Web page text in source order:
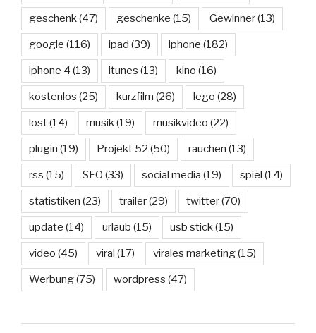
geschenk(47) geschenke (15) Gewinner(13)
google (116) ipad (39) iphone (182)
iphone 4 (13) itunes (13) kino (16)
kostenlos (25) kurzfilm (26) lego (28)
lost(14) musik(19) musikvideo (22)
plugin (19) Projekt 52 (50) rauchen (13)
rss (15) SEO (33) social media (19) spiel (14)
statistiken (23) trailer(29) twitter(70)
update (14) urlaub (15) usb stick(15)
video (45) viral (17) virales marketing(15)
Werbung(75) wordpress (47)